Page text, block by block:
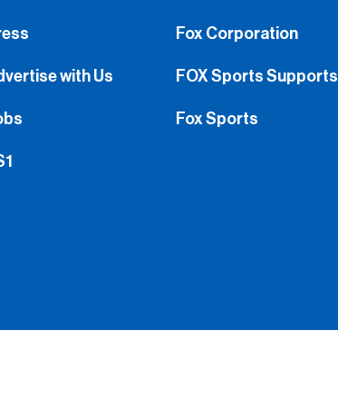
with Us
Fox Corporation
FOX Sports Supports
Fox Sports